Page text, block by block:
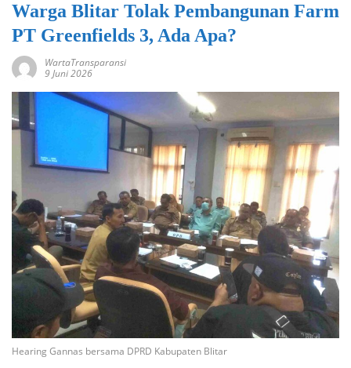
Warga Blitar Tolak Pembangunan Farm
PT Greenfields 3, Ada Apa?
WartaTransparansi
9 Juni 2026
Hearing Gannas bersama DPRD Kabupaten Blitar